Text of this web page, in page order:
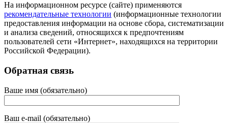
На информационном ресурсе (сайте) применяются
рекомендательные технологии (информационные технологии
предоставления информации на основе сбора, систематизации
и анализа сведений, относящихся к предпочтениям
пользователей сети «Интернет», находящихся на территории
Российской Федерации).
Обратная связь
Ваше имя (обязательно)
Ваш e-mail (обязательно)